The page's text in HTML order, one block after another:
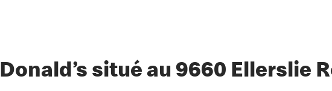
situé au 9660 Ellerslie